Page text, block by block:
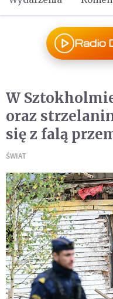
Radio
W
oraz
się z falą
ŚWIAT